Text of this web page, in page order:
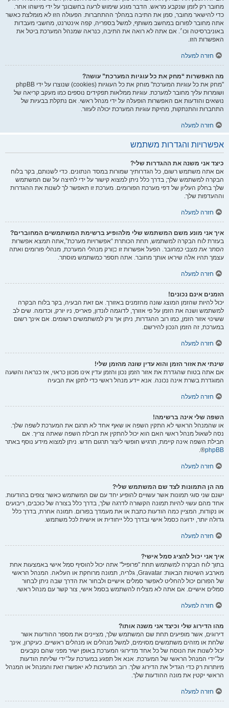
מחובר רק לזמן שנקבע מראש. הדבר מונע שימוש לרעה בחשבונך על ידי מישהו אחר.
כדי להישאר מחובר, סמן את התיבה במהלך ההתחברות. הפעולה הזו לא מומלצת כאשר
אתה מחובר לפורום במחשב משותף, למשל בספריה, קפה אינטרנט, מחשבי מעבדות
באוניברסיטה וכו׳. אם אתה לא רואה את התיבה, כנראה שמנהל המערכת ביטל את
האפשרות הזו.
חזרה למעלה
מה האפשרות “מחק את כל עוגיות המערכת” עושה?
"מחק את כל עוגיות המערכת" מוחק את כל העוגיות (cookies) שנוצרו על ידי phpBB
ושומרות עליך מחובר למערכת. עוגיות ממלאות תפקידים נוספים כמו מעקב קריאה של
נושאים והודעות אם האפשרות הופעלה על ידי מנהל ראשי. אם נתקלת בבעיות של
התחברות והתנתקות, מחיקת עוגיות המערכת יכולה לעזור.
חזרה למעלה
אפשרויות והגדרות משתמש
כיצד אני משנה את ההגדרות שלי?
אם אתה משתמש רשום, כל הגדרותיך שמורות במסד הנתונים. כדי לשנותם, בקר בלוח
הבקרה למשתמש שלך; בדרך כלל ניתן למצוא קישור על ידי לחיצה על שם המשתמש
שלך בחלק העליון של דפי מערכת הפורומים. מערכת זו תאפשר לך לשנות את ההגדרות
וההעדפות שלך.
חזרה למעלה
איך אני מונע משם המשתמש שלי מלהופיע ברשימת המשתמשים המחוברים?
בעזרת לוח הבקרה למשתמש, תחת הכותרת “אפשרויות מערכת”,אתה תמצא אפשרות
הסתר את מצבי כמחובר. הפעל אפשרות זו כןורק מנהלי המערכת, מנהלי פורומים ואתה
עצמך תהיו אלה שיראו אותך מחובר. אתה תספר כמשתמש מוסתר.
חזרה למעלה
הזמנים אינם נכונים!
יכול להיות שהזמן המוצג שונה מהזמנים באזורך. אם זאת הבעיה, בקר בלוח הבקרה
למשתמש ושנה את הזמן על פי אזורך, לדוגמה לונדון, פאריס, ניו יורק, וכדומה. שים לב
ששינוי אזור הזמן, כמו רוב ההגדרות, ניתן אך ורק למשתמשים רשומים. אם אינך רשום
במערכת, זה הזמן הנכון להירשם.
חזרה למעלה
שינתי את אזור הזמן והוא עדין שונה מהזמן שלי!
אם אתה בטוח שהגדרת את אזור הזמן נכון והזמן עדין אינו מכוון כראוי, אז כנראה והשעה
המוגדרת בשרת אינה נכונה. אנא יידע מנהל ראשי כדי לתקן את הבעיה
חזרה למעלה
השפה שלי אינה ברשימה!
או שהמנהל הראשי לא התקין השפה או שאף אחד לא תרגם את המערכת לשפה שלך.
נסה לשאול מנהל ראשי האם הוא יכול להתקין את חבילת השפה שאתה צריך. אם
חבילת השפה אינה קיימת, תרגיש חופשי ליצור תרגום חדש. ניתן למצוא מידע נוסף באתר
phpBB
®.
חזרה למעלה
מה הן התמונות לצד שם המשתמש שלי?
ישנם שני סוגי תמונות אשר עשויים להופיע יחד עם שם המשתמש כאשר צופים בהודעות.
אחד מהם עשוי להיות תמונה הקשורה לדרגה שלך, בדרך כלל בצורה של כוכבים, ריבועים
או נקודות, המציין כמה הודעות כתבת או את מעמדך בפורום. תמונה אחרת, בדרך כלל
גדולה יותר, ידועה כסמל אישי ובדרך כלל ייחודית או אישית לכל משתמש.
חזרה למעלה
איך אני יכול להציג סמל אישי?
בתוך לוח הבקרה למשתמש תחת "פרופיל" אתה יכול להוסיף סמל אישי באמצעות אחת
מארבע השיטות הבאות: Gravatar, גלריה, תמונה מרוחקת או העלאה. המנהל הראשי
של הפורום יכול להחליט לאפשר סמלים אישיים ולבחור את הדרך שבה ניתן לבחור
סמלים אישיים. אם אתה לא מצליח להשתמש בסמל אישי, צור קשר עם מנהל ראשי.
חזרה למעלה
מהו הדירוג שלי וכיצד אני משנה אותו?
דירוגים, אשר מופיעים תחת שם המשתמש שלך, מציינים את מספר ההודעות אשר
שלחת או מזהים משתמשים מסוימים, למשל מנהלים או מנהלים ראשיים. כעיקרון, אינך
יכול לשנות את הנוסח של כל אחד מדירוגי המערכת באופן ישיר מפני שהם נקבעים
על־ידי המנהל הראשי של המערכת. אנא אל תפגע במערכת על־ידי שליחת הודעות
מיותרות רק כדי הגדיל את הדירוג שלך. רוב המערכות לא יאפשרו זאת והמנהל או המנהל
הראשי יקטין את מונה ההודעות שלך.
חזרה למעלה